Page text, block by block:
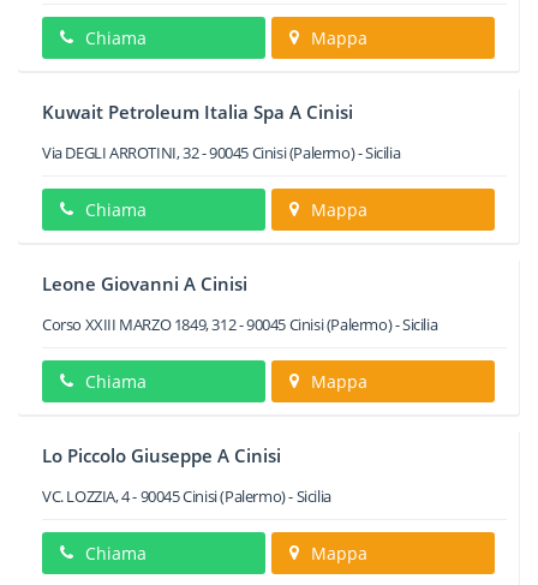
Chiama Mappa
Kuwait Petroleum Italia Spa A Cinisi
Via DEGLI ARROTINI, 32-90045Cinisi(Palermo) -Sicilia
Chiama Mappa
Leone Giovanni A Cinisi
Corso XXIII MARZO 1849, 312-90045Cinisi(Palermo) -Sicilia
Chiama Mappa
Lo Piccolo Giuseppe A Cinisi
VC. LOZZIA, 4-90045Cinisi(Palermo) -Sicilia
Chiama Mappa